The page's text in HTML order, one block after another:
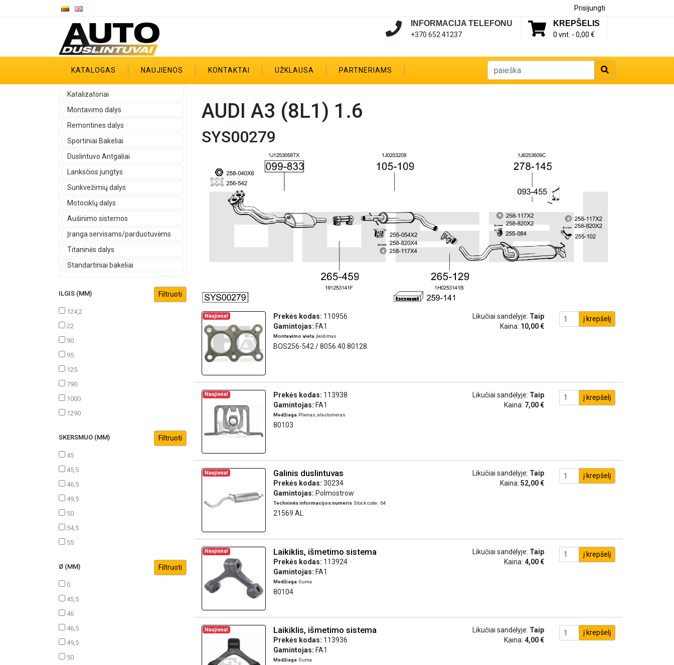
Prisijungti
KREPŠELIS
0 vnt. - 0,00 €
INFORMACIJA TELEFONU
+370 652 41237
KATALOGAS NAUJIENOS KONTAKTAI UŽKLAUSA PARTNERIAMS
Katalizatoriai
Montavimo dalys
Remontines dalys
Sportiniai Bakeliai
Duslintuvo Antgaliai
Lanksčios jungtys
Sunkvežimių dalys
Motociklų dalys
Aušinimo sistemos
Įranga servisams/parduotuvėms
Titaninės dalys
Standartiniai bakeliai
ILGIS (MM)
124,2
22
90
95
125
790
1000
1290
SKERSMUO (MM)
45
45,5
46,5
49,5
50
54,5
55
Ø (MM)
0
45,5
46
46,5
49,5
50
AUDI A3 (8L1) 1.6
SYS00279
Naujiena! Prekės kodas: 110956
Gamintojas: FA1
Montavimo vieta įleidimas
BOS256-542 / 8056.40 80128
Likučiai sandėlyje: Taip
Kaina: 10,00 €
į krepšelį
Naujiena! Prekės kodas: 113938
Gamintojas: FA1
Medžiaga Plienas, elastomeras
80103
Likučiai sandėlyje: Taip
Kaina: 7,00 €
į krepšelį
Naujiena! Galinis duslintuvas
Prekės kodas: 30234
Gamintojas: Polmostrow
Techninės informacijos numeris Stock code : 64
21569 AL
Likučiai sandėlyje: Taip
Kaina: 52,00 €
į krepšelį
Naujiena! Laikiklis, išmetimo sistema
Prekės kodas: 113924
Gamintojas: FA1
Medžiaga Guma
80104
Likučiai sandėlyje: Taip
Kaina: 4,00 €
į krepšelį
Naujiena! Laikiklis, išmetimo sistema
Prekės kodas: 113936
Gamintojas: FA1
Medžiaga Guma
Likučiai sandėlyje: Taip
Kaina: 4,00 €
į krepšelį